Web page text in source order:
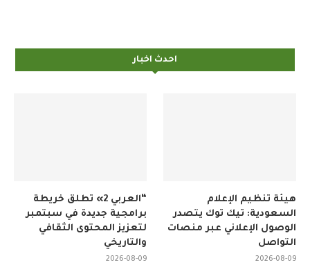
احدث اخبار
“العربي 2» تطلق خريطة
برامجية جديدة في سبتمبر
لتعزيز المحتوى الثقافي
والتاريخي
2026-08-09
هيئة تنظيم الإعلام
السعودية: تيك توك يتصدر
الوصول الإعلاني عبر منصات
التواصل
2026-08-09